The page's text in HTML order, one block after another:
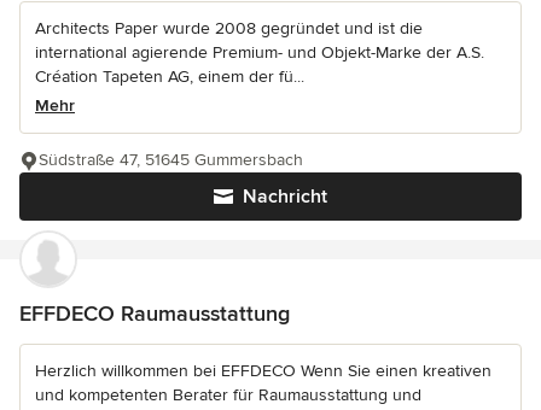
Architects Paper wurde 2008 gegründet und ist die
international agierende Premium- und Objekt-Marke der A.S.
Création Tapeten AG, einem der fü...
Mehr
Nachricht
Südstraße 47, 51645 Gummersbach
EFFDECO Raumausstattung
Herzlich willkommen bei EFFDECO Wenn Sie einen kreativen
und kompetenten Berater für Raumausstattung und